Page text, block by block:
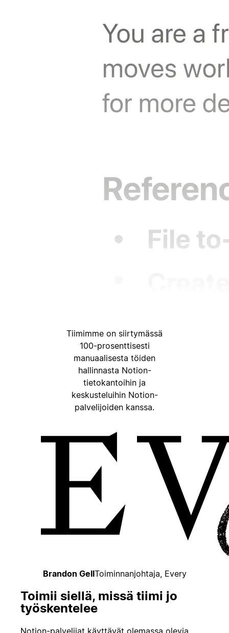
Tiimimme on siirtymässä
100-prosenttisesti
manuaalisesta töiden
hallinnasta Notion-
tietokantoihin ja
keskusteluihin Notion-
palvelijoiden kanssa.
Brandon GellToiminnanjohtaja, Every
Toimii siellä, missä tiimi jo
työskentelee
Notion-palvelijat käyttävät olemassa olevia